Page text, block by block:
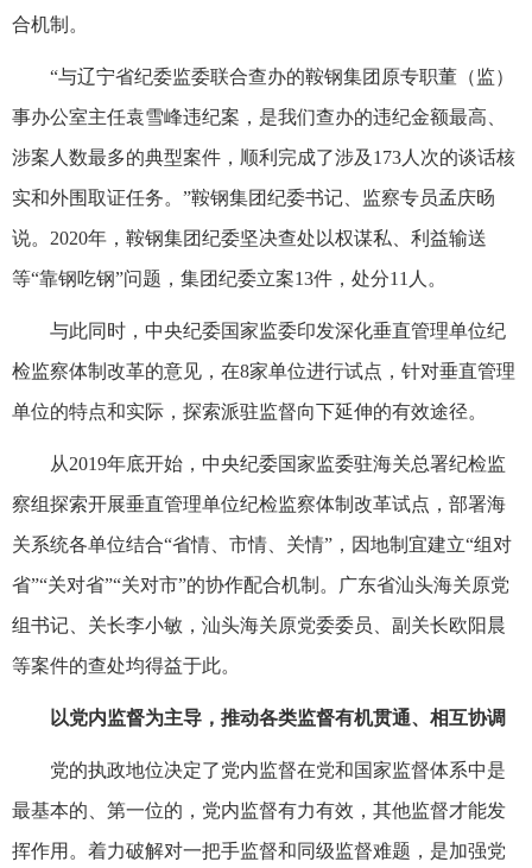
合机制。
“与辽宁省纪委监委联合查办的鞍钢集团原专职董（监）
事办公室主任袁雪峰违纪案，是我们查办的违纪金额最高、
涉案人数最多的典型案件，顺利完成了涉及173人次的谈话核
实和外围取证任务。”鞍钢集团纪委书记、监察专员孟庆旸
说。2020年，鞍钢集团纪委坚决查处以权谋私、利益输送
等“靠钢吃钢”问题，集团纪委立案13件，处分11人。
与此同时，中央纪委国家监委印发深化垂直管理单位纪
检监察体制改革的意见，在8家单位进行试点，针对垂直管理
单位的特点和实际，探索派驻监督向下延伸的有效途径。
从2019年底开始，中央纪委国家监委驻海关总署纪检监
察组探索开展垂直管理单位纪检监察体制改革试点，部署海
关系统各单位结合“省情、市情、关情”，因地制宜建立“组对
省”“关对省”“关对市”的协作配合机制。广东省汕头海关原党
组书记、关长李小敏，汕头海关原党委委员、副关长欧阳晨
等案件的查处均得益于此。
以党内监督为主导，推动各类监督有机贯通、相互协调
党的执政地位决定了党内监督在党和国家监督体系中是
最基本的、第一位的，党内监督有力有效，其他监督才能发
挥作用。着力破解对一把手监督和同级监督难题，是加强党